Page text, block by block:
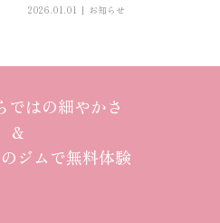
2026.01.01 お知らせ
ではの細やかさ
＆
ジムで無料体験